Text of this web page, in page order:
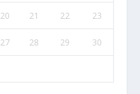
20 21 22 23
27 28 29 30